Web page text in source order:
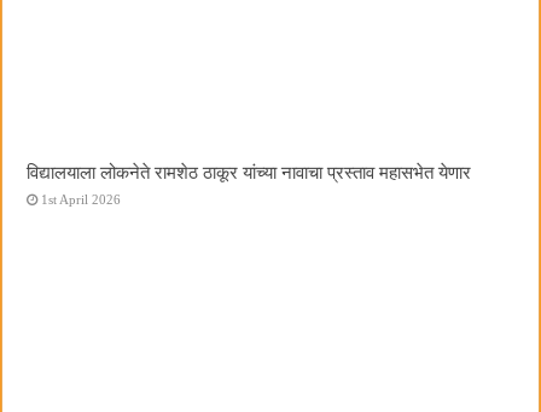
विद्यालयाला लोकनेते रामशेठ ठाकूर यांच्या नावाचा प्रस्ताव महासभेत येणार
1st April 2026